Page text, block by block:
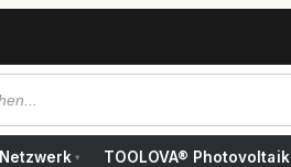
Netzwerk ▾ TOOLOVA® Photovoltaik